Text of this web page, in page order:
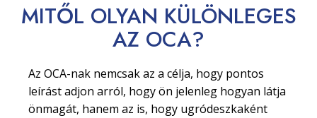
MITŐL OLYAN KÜLÖNLEGES
AZ OCA?
Az OCA-nak nemcsak az a célja, hogy pontos
leírást adjon arról, hogy ön jelenleg hogyan látja
önmagát, hanem az is, hogy ugródeszkaként